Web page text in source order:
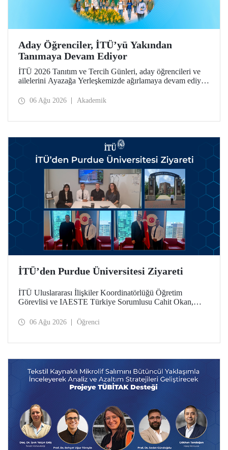
Aday Öğrenciler, İTÜ’yü Yakından
Tanımaya Devam Ediyor
İTÜ 2026 Tanıtım ve Tercih Günleri, aday öğrencileri ve
ailelerini Ayazağa Yerleşkemizde ağırlamaya devam ediyor.
ilgili fakülte ve birimler adaylara bilgi vermeye devam
06 Ağu 2026 Akademik
İTÜ’den Purdue Üniversitesi Ziyareti
İTÜ Uluslararası İlişkiler Koordinatörlüğü Öğretim
Görevlisi ve IAESTE Türkiye Sorumlusu Cahit Okan,
Temmuz tarihlerinde ABD’de dünyanın önde gelen
06 Ağu 2026 Öğrenci